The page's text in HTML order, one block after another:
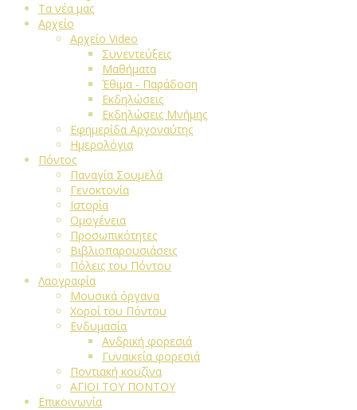
Τα νέα μας
Αρχείο
Αρχείο Video
Συνεντεύξεις
Μαθήματα
Έθιμα - Παράδοση
Εκδηλώσεις
Εκδηλώσεις Μνήμης
Εφημερίδα Αργοναύτης
Ημερολόγια
Πόντος
Παναγία Σουμελά
Γενοκτονία
Ιστορία
Ομογένεια
Προσωπικότητες
Βιβλιοπαρουσιάσεις
Πόλεις του Πόντου
Λαογραφία
Μουσικά όργανα
Χοροί του Πόντου
Ενδυμασία
Ανδρική φορεσιά
Γυναικεία φορεσιά
Ποντιακή κουζίνα
ΑΓΙΟΙ ΤΟΥ ΠΟΝΤΟΥ
Επικοινωνία